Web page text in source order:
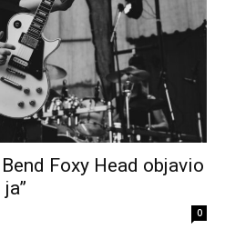
Foxy Head objavio
0